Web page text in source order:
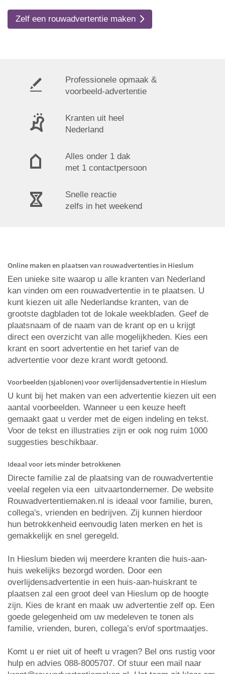
Zelf een rouwadvertentie maken
Professionele opmaak &
voorbeeld-advertentie
Kranten uit heel
Nederland
Alles onder 1 dak
met 1 contactpersoon
Snelle reactie
zelfs in het weekend
Online maken en plaatsen van rouwadvertenties in Hieslum
Een unieke site waarop u alle kranten van Nederland
kan vinden om een rouwadvertentie in te plaatsen. U
kunt kiezen uit alle Nederlandse kranten, van de
grootste dagbladen tot de lokale weekbladen. Geef de
plaatsnaam of de naam van de krant op en u krijgt
direct een overzicht van alle mogelijkheden. Kies een
krant en soort advertentie en het tarief van de
advertentie voor deze krant wordt getoond.
Voorbeelden (sjablonen) voor overlijdensadvertentie in Hieslum
U kunt bij het maken van een advertentie kiezen uit een
aantal voorbeelden. Wanneer u een keuze heeft
gemaakt gaat u verder met de eigen indeling en tekst.
Voor de tekst en illustraties zijn er ook nog ruim 1000
suggesties beschikbaar.
Ideaal voor iets minder betrokkenen
Directe familie zal de plaatsing van de rouwadvertentie
veelal regelen via een uitvaartondernemer. De website
Rouwadvertentiemaken.nl is ideaal voor familie, buren,
collega's, vrienden en bedrijven. Zij kunnen hierdoor
hun betrokkenheid eenvoudig laten merken en het is
gemakkelijk en snel geregeld.
In Hieslum bieden wij meerdere kranten die huis-aan-
huis wekelijks bezorgd worden. Door een
overlijdensadvertentie in een huis-aan-huiskrant te
plaatsen zal een groot deel van Hieslum op de hoogte
zijn. Kies de krant en maak uw advertentie zelf op. Een
goede gelegenheid om uw medeleven te tonen als
familie, vrienden, buren, collega’s en/of sportmaatjes.
Komt u er niet uit of heeft u vragen? Bel ons rustig voor
hulp en advies 088-8005707. Of stuur een mail naar